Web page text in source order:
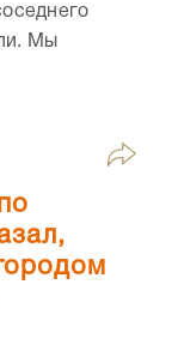
Мы